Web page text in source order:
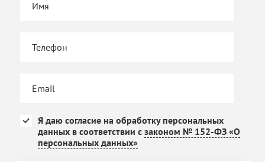
Я даю согласие на обработку персональных
данных в соответствии с законом № 152-ФЗ «О
персональных данных»